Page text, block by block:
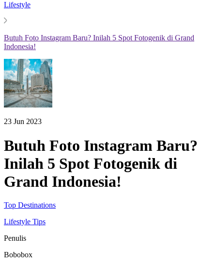
Lifestyle
Butuh Foto Instagram Baru? Inilah 5 Spot Fotogenik di Grand
Indonesia!
23 Jun 2023
Butuh Foto Instagram Baru?
Inilah 5 Spot Fotogenik di
Grand Indonesia!
Top Destinations
Lifestyle Tips
Penulis
Bobobox